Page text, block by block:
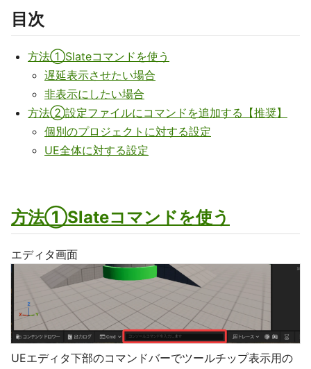
目次
方法①Slateコマンドを使う
遅延表示させたい場合
非表示にしたい場合
方法②設定ファイルにコマンドを追加する【推奨】
個別のプロジェクトに対する設定
UE全体に対する設定
方法①Slateコマンドを使う
エディタ画面
UEエディタ下部のコマンドバーでツールチップ表示用の